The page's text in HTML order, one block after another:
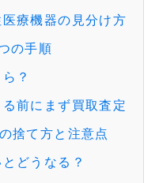
療機器の見分け方
の手順
？
前にまず買取査定
捨て方と注意点
どうなる？